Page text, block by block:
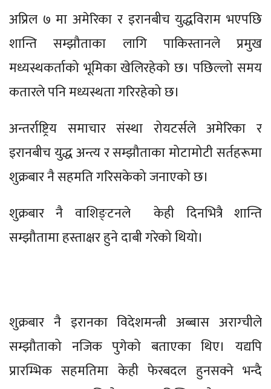
अप्रिल ७ मा अमेरिका र इरानबीच युद्धविराम भएपछि
शान्ति सम्झौताका लागि पाकिस्तानले प्रमुख
मध्यस्थकर्ताको भूमिका खेलिरहेको छ। पछिल्लो समय
कतारले पनि मध्यस्थता गरिरहेको छ।
अन्तर्राष्ट्रिय समाचार संस्था रोयटर्सले अमेरिका र
इरानबीच युद्ध अन्त्य र सम्झौताका मोटामोटी सर्तहरूमा
शुक्रबार नै सहमति गरिसकेको जनाएको छ।
शुक्रबार नै वाशिङ्टनले केही दिनभित्रै शान्ति
सम्झौतामा हस्ताक्षर हुने दाबी गरेको थियो।
शुक्रबार नै इरानका विदेशमन्त्री अब्बास अराग्चीले
सम्झौताको नजिक पुगेको बताएका थिए। यद्यपि
प्रारम्भिक सहमतिमा केही फेरबदल हुनसक्ने भन्दै